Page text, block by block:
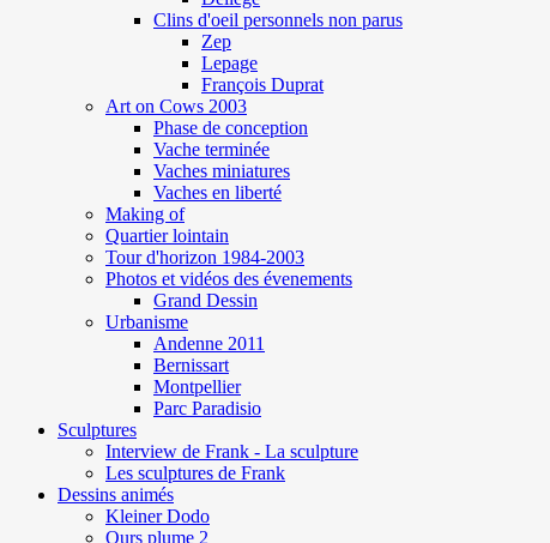
Clins d'oeil personnels non parus
Zep
Lepage
François Duprat
Art on Cows 2003
Phase de conception
Vache terminée
Vaches miniatures
Vaches en liberté
Making of
Quartier lointain
Tour d'horizon 1984-2003
Photos et vidéos des évenements
Grand Dessin
Urbanisme
Andenne 2011
Bernissart
Montpellier
Parc Paradisio
Sculptures
Interview de Frank - La sculpture
Les sculptures de Frank
Dessins animés
Kleiner Dodo
Ours plume 2